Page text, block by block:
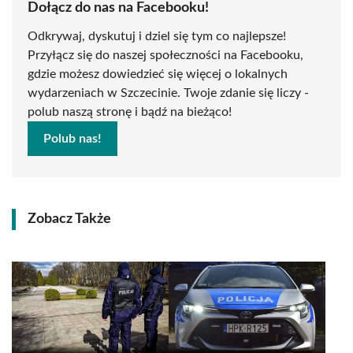
Dołącz do nas na Facebooku!
Odkrywaj, dyskutuj i dziel się tym co najlepsze!
Przyłącz się do naszej społeczności na Facebooku,
gdzie możesz dowiedzieć się więcej o lokalnych
wydarzeniach w Szczecinie. Twoje zdanie się liczy -
polub naszą stronę i bądź na bieżąco!
Polub nas!
Zobacz Także